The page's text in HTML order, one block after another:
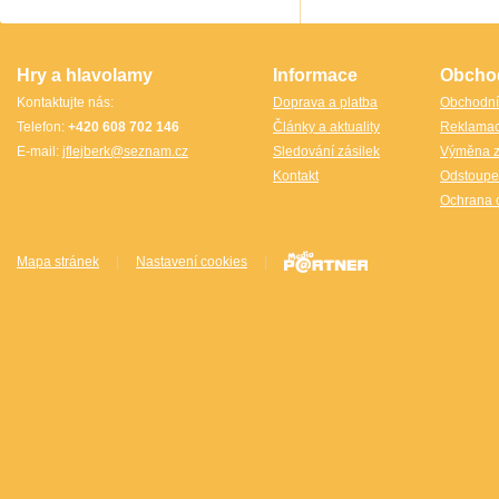
Hry a hlavolamy
Kontaktujte nás:
Telefon: +420 608 702 146
E-mail: jflejberk@seznam.cz
Informace
Doprava a platba
Články a aktuality
Sledování zásilek
Kontakt
Výměna
Ochrana
Mapa stránek Nastavení cookies